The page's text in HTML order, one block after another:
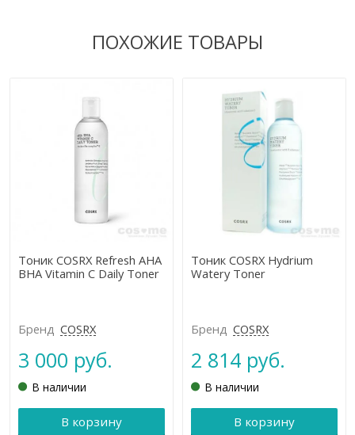
ПОХОЖИЕ ТОВАРЫ
Тоник COSRX Refresh AHA
BHA Vitamin C Daily Toner
Бренд COSRX
3 000 руб.
В наличии
В корзину
Тоник COSRX Hydrium
Watery Toner
Бренд COSRX
2 814 руб.
В наличии
В корзину